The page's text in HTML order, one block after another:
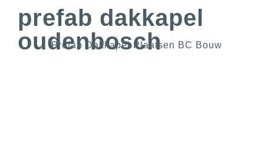
prefab dakkapel
oudenbosch